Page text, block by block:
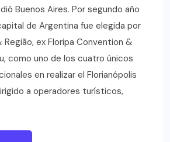
Buenos Aires. Por segundo año
de Argentina fue elegida por
Região, ex Floripa Convention &
como uno de los cuatro únicos
en realizar el Florianópolis
a operadores turísticos,